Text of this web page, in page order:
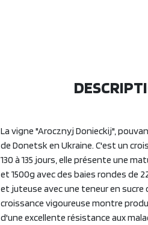
La vigne "Arocznyj Donieckij",
de Donetsk en Ukraine. C'est un
130 à 135 jours, elle présente une
et 1500g avec des baies rondes de
et juteuse avec une teneur en sucre
croissance vigoureuse montre
d'une excellente résistance aux